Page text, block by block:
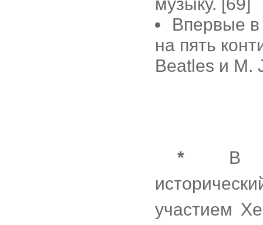
Впервые
на пять
Beatles и М.
*В
участием